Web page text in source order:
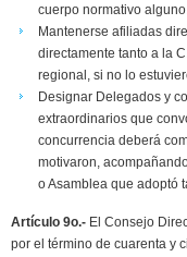
cuerpo normativo
Mantenerse afiliadas
directamente tanto a la
regional, si no lo
Designar Delegados y
extraordinarios que
concurrencia deberá
motivaron,
o Asamblea que adoptó
Artículo 9o.- El Consejo
por el término de cuarenta y